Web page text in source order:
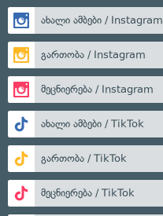
ახალი ამბები / Instagram
გართობა / Instagram
მეცნიერება / Instagram
ახალი ამბები / TikTok
გართობა / TikTok
მეცნიერება / TikTok